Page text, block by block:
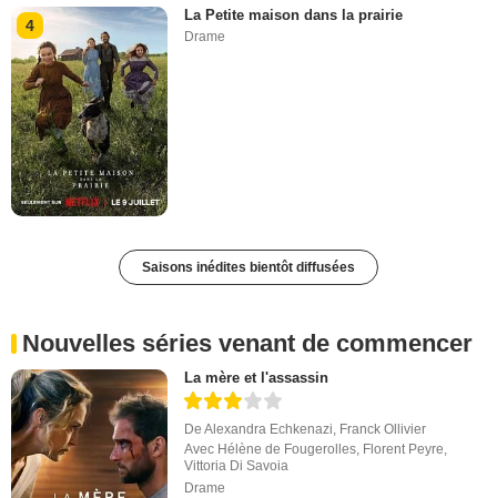
4
La Petite maison dans la prairie
Drame
Saisons inédites bientôt diffusées
Nouvelles séries venant de commencer
La mère et l'assassin
DeAlexandra Echkenazi Franck Ollivier
Avec Hélène de Fougerolles Florent Peyre
Vittoria Di Savoia
Drame